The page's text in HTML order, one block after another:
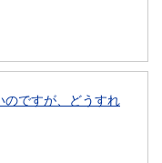
のですが、どうすれ